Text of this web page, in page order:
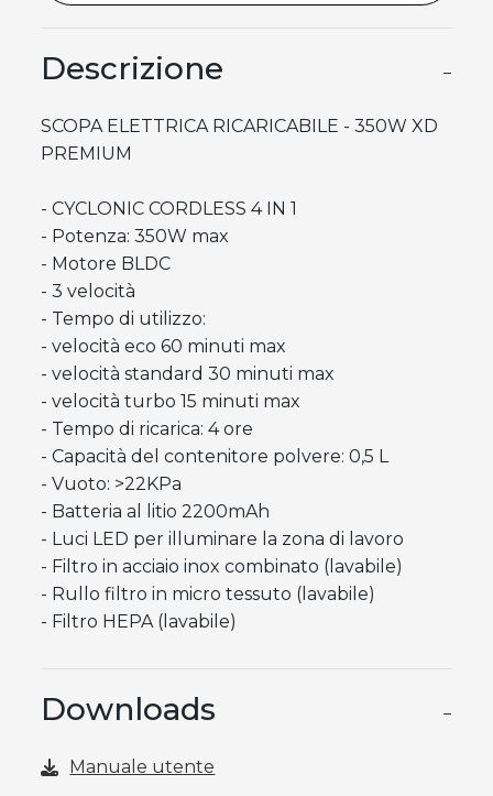
Descrizione −
SCOPA ELETTRICA RICARICABILE - 350W XD
PREMIUM
- CYCLONIC CORDLESS 4 IN 1
- Potenza: 350W max
- Motore BLDC
- 3 velocità
- Tempo di utilizzo:
- velocità eco 60 minuti max
- velocità standard 30 minuti max
- velocità turbo 15 minuti max
- Tempo di ricarica: 4 ore
- Capacità del contenitore polvere: 0,5 L
- Vuoto: >22KPa
- Batteria al litio 2200mAh
- Luci LED per illuminare la zona di lavoro
- Filtro in acciaio inox combinato (lavabile)
- Rullo filtro in micro tessuto (lavabile)
- Filtro HEPA (lavabile)
Downloads −
Manuale utente